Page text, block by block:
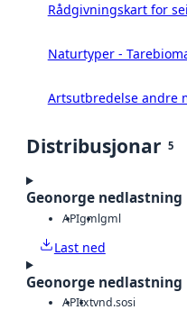
Rådgivningskart for
Naturtyper -
Artsutbredelse andre
Distribusjonar 5
Geonorge nedlastning
APIgmlgml
Last ned
Geonorge nedlastning
APItxtvnd.sosi